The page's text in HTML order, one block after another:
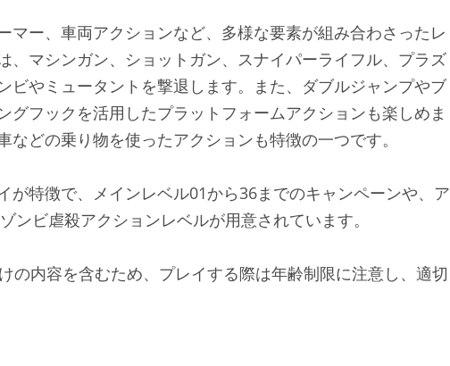
マー、車両アクションなど、多様な要素が組み合わさったレ
、マシンガン、ショットガン、スナイパーライフル、プラズ
ビやミュータントを撃退します。また、ダブルジャンプやブ
グフックを活用したプラットフォームアクションも楽しめま
どの乗り物を使ったアクションも特徴の一つです。​
が特徴で、メインレベル01から36までのキャンペーンや、ア
ンビ虐殺アクションレベルが用意されています。​
の内容を含むため、プレイする際は年齢制限に注意し、適切